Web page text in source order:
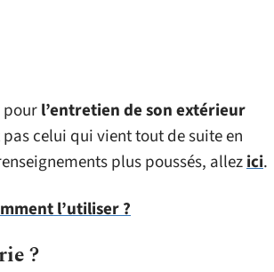
pourl’entretien de son extérieur
celui qui vient tout de suite en
plus poussés, allezici.
l’utiliser ?
?